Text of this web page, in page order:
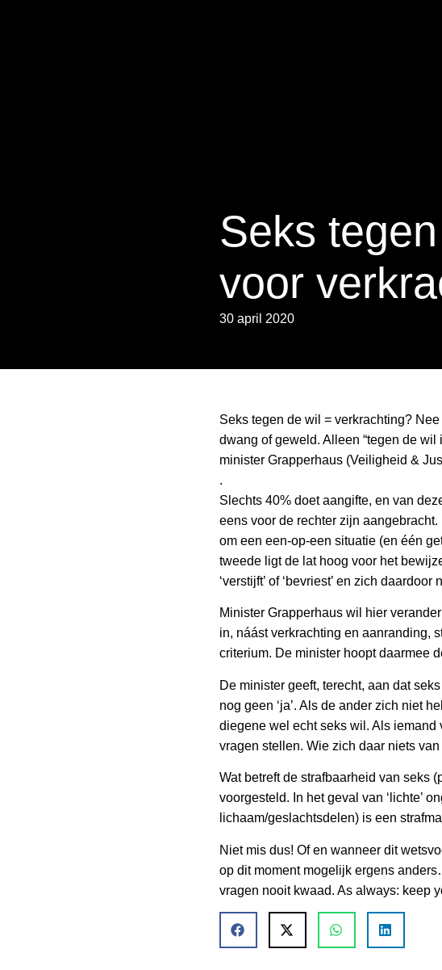
Seks
voor
30 april 2020
Seks tegen de wil = verkrachting?
dwang of geweld. Alleen “tegen de
minister Grapperhaus (Veiligheid &
.
Slechts 40% doet aangifte, en van
eens voor de rechter zijn
om een een-op-een situatie (en één
tweede ligt de lat hoog voor het
‘verstijft’ of ‘bevriest’ en zich
Minister Grapperhaus wil hier
in, náást verkrachting en aanranding,
criterium. De minister hoopt daarmee
De minister geeft, terecht, aan dat
nog geen ‘ja’. Als de ander zich niet
diegene wel echt seks wil. Als iemand
vragen stellen. Wie zich daar niets
Wat betreft de strafbaarheid van seks
voorgesteld. In het geval van ‘lichte’
lichaam/geslachtsdelen) is een
Niet mis dus! Of en wanneer dit
op dit moment mogelijk ergens
vragen nooit kwaad. As always: keep